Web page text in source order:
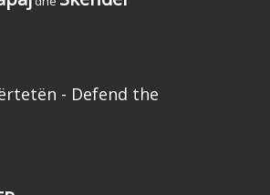
- Defend the